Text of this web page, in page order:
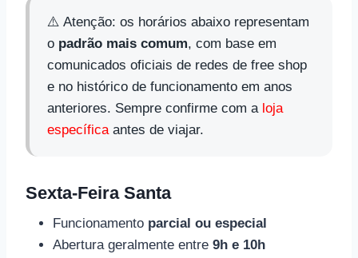
⚠️ Atenção: os horários abaixo representam
o padrão mais comum, com base em
comunicados oficiais de redes de free shop
e no histórico de funcionamento em anos
anteriores. Sempre confirme com a loja
específicaantes de viajar.
Sexta-Feira Santa
Funcionamento parcial ou especial
Abertura geralmente entre 9h e 10h